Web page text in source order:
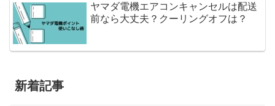
ヤマダ電機エアコンキャンセルは配送
前なら大丈夫？クーリングオフは？
新着記事